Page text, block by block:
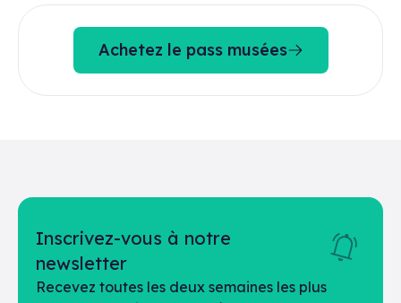
Achetez le pass musées
Inscrivez-vous à notre
newsletter
Recevez toutes les deux semaines les plus